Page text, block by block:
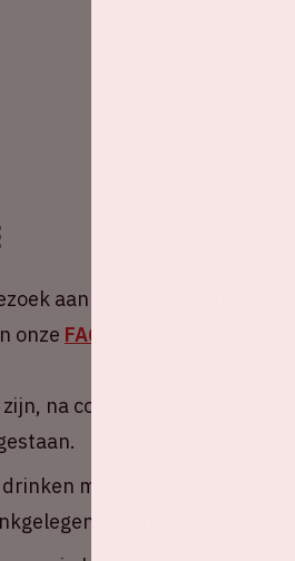
aan de Johan Cruijff
onze FAQ
na controle, toegestaan om
mee het stadion in te